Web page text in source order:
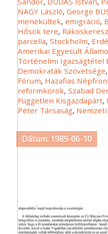
NAGY László,George
menekültek,emigráció,
Hősök tere,
parcella,Stockholm,
Amerikai Egyesült
Történelmi Igazságtétel
Demokraták Szövetsége,
Fórum, Hazafias
reformkörök,Szabad
Független Kisgazdapárt,
Péter Társaság,
Dátum: 1989-06-10